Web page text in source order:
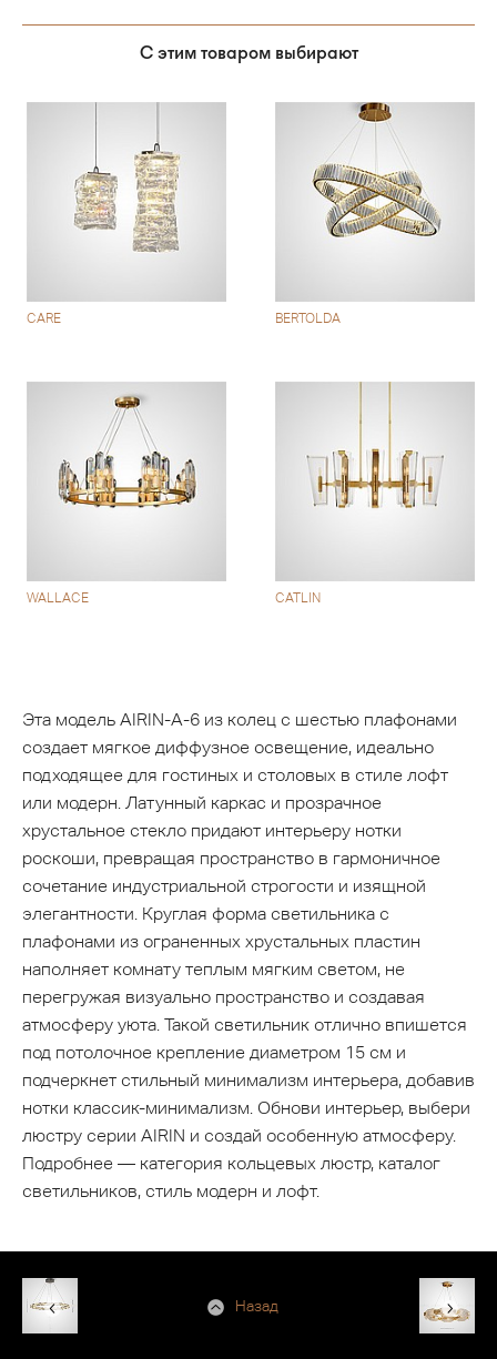
С этим товаром выбирают
CARE BERTOLDA
WALLACE CATLIN
Эта модель AIRIN-A-6 из колец с шестью плафонами
создает мягкое диффузное освещение, идеально
подходящее для гостиных и столовых в стиле лофт
или модерн. Латунный каркас и прозрачное
хрустальное стекло придают интерьеру нотки
роскоши, превращая пространство в гармоничное
сочетание индустриальной строгости и изящной
элегантности. Круглая форма светильника с
плафонами из ограненных хрустальных пластин
наполняет комнату теплым мягким светом, не
перегружая визуально пространство и создавая
атмосферу уюта. Такой светильник отлично впишется
под потолочное крепление диаметром 15 см и
подчеркнет стильный минимализм интерьера, добавив
нотки классик-минимализм. Обнови интерьер, выбери
люстру серии AIRIN и создай особенную атмосферу.
Подробнее — категория кольцевых люстр, каталог
светильников, стиль модерн и лофт.
Назад